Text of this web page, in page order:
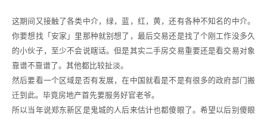
这期间又接触了各类中介，绿，蓝，红，黄，还有各种不知名的中介。
你要想找「安家」里那种就别想了，最后交易还是找了个刚工作没多久
的小伙子，至少不会说瞎话。但是其实二手房交易重要还是看交易对象
靠谱不靠谱了。其他都比较扯淡。
然后要看一个区域是否有发展，在中国就看是不是有很多的政府部门搬
迁到此。毕竟房地产首先要服务好官老爷。
所以当年说郑东新区是鬼城的人后来估计也都傻眼了。希望以后别傻眼